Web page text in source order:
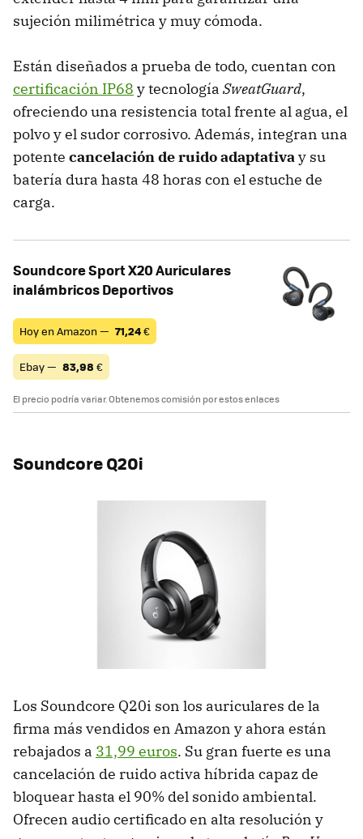
sujeción milimétrica y muy cómoda.
Están diseñados a prueba de todo, cuentan con
certificación IP68 y tecnología SweatGuard,
ofreciendo una resistencia total frente al agua, el
polvo y el sudor corrosivo. Además, integran una
potente cancelación de ruido adaptativay su
batería dura hasta 48 horas con el estuche de
carga.
Soundcore Sport X20 Auriculares
inalámbricos Deportivos
Hoy en Amazon — 71,24€
Ebay — 83,98 €
El precio podría variar. Obtenemos comisión por estos enlaces
Soundcore Q20i
Los Soundcore Q20i son los auriculares de la
firma más vendidos en Amazon y ahora están
rebajados a 31,99 euros. Su gran fuerte es una
cancelación de ruido activa híbrida capaz de
bloquear hasta el 90% del sonido ambiental.
Ofrecen audio certificado en alta resolución y